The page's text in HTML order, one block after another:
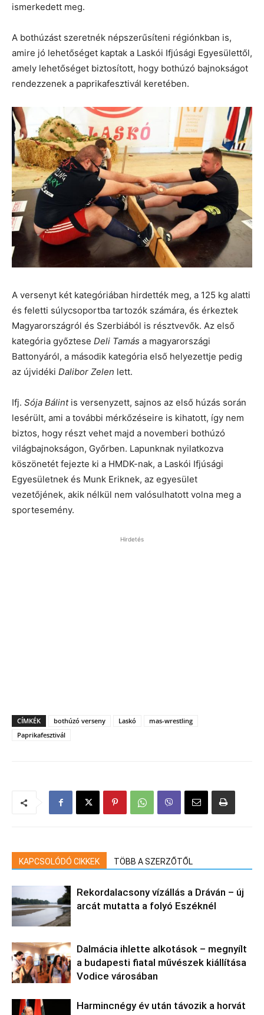
ismerkedett meg.
A bothúzást szeretnék népszerűsíteni régiónkban is,
amire jó lehetőséget kaptak a Laskói Ifjúsági Egyesülettől,
amely lehetőséget biztosított, hogy bothúzó bajnokságot
rendezzenek a paprikafesztivál keretében.
A versenyt két kategóriában hirdették meg, a 125 kg alatti
és feletti súlycsoportba tartozók számára, és érkeztek
Magyarországról és Szerbiából is résztvevők. Az első
kategória győztese Deli Tamás a magyarországi
Battonyáról, a második kategória első helyezettje pedig
az újvidéki Dalibor Zelen lett.
Ifj. Sója Bálintis versenyzett, sajnos az első húzás során
lesérült, ami a további mérkőzéseire is kihatott, így nem
biztos, hogy részt vehet majd a novemberi bothúzó
világbajnokságon, Győrben. Lapunknak nyilatkozva
köszönetét fejezte ki a HMDK-nak, a Laskói Ifjúsági
Egyesületnek és Munk Eriknek, az egyesület
vezetőjének, akik nélkül nem valósulhatott volna meg a
sportesemény.
Hirdetés
CÍMKÉK bothúzó verseny Laskó
mas-wrestling
Paprikafesztivál
KAPCSOLÓDÓ CIKKEK TÖBB A SZERZŐTŐL
Rekordalacsony vízállás a Dráván – új
arcát mutatta a folyó Eszéknél
Dalmácia ihlette alkotások – megnyílt
a budapesti fiatal művészek kiállítása
Vodice városában
Harmincnégy év után távozik a horvát